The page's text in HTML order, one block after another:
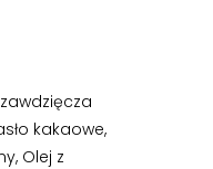
kakaowe,
Olej z